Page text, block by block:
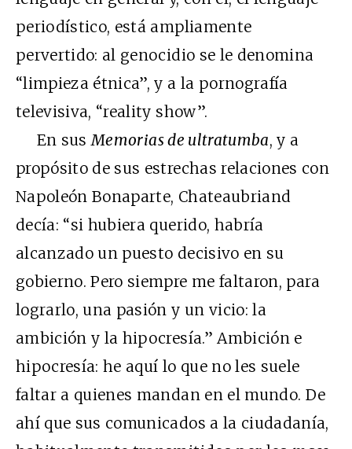
periodístico, está ampliamente
pervertido: al genocidio se le denomina
“limpieza étnica”, y a la pornografía
televisiva, “reality show”.
En susMemorias de ultratumba, y a
propósito de sus estrechas relaciones con
Napoleón Bonaparte, Chateaubriand
decía: “si hubiera querido, habría
alcanzado un puesto decisivo en su
gobierno. Pero siempre me faltaron, para
lograrlo, una pasión y un vicio: la
ambición y la hipocresía.” Ambición e
hipocresía: he aquí lo que no les suele
faltar a quienes mandan en el mundo. De
ahí que sus comunicados a la ciudadanía,